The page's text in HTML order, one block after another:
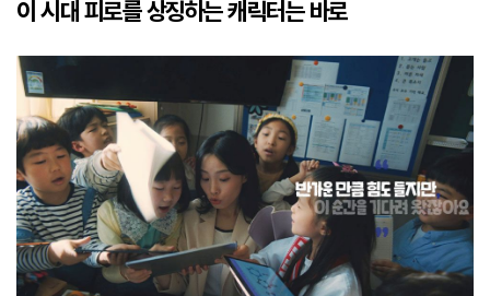
이 시대 피로를 상징하는 캐릭터는 바로